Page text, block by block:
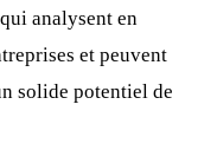
analysent en
et peuvent
solide potentiel de